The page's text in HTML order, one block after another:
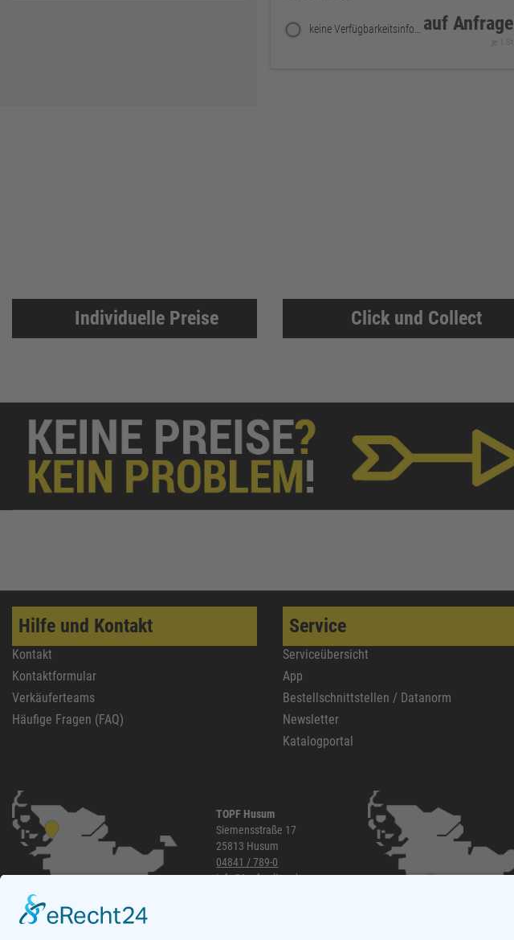
keine Verfügbarkeitsinformationen auf Anfrage
je 1 St
Individuelle Preise Click und Collect
Hilfe und Kontakt
Kontakt
Kontaktformular
Verkäuferteams
Häufige Fragen (FAQ)
Service
Serviceübersicht
App
Bestellschnittstellen / Datanorm
Newsletter
Katalogportal
TOPF Husum
Siemensstraße 17
25813 Husum
04841 / 789-0
info@topf-online.de